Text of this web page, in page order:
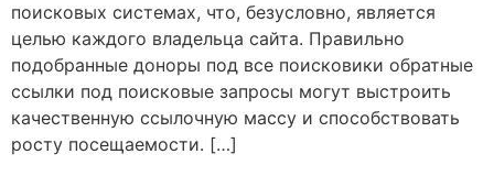
поисковых системах, что, безусловно, является
целью каждого владельца сайта. Правильно
подобранные доноры под все поисковики обратные
ссылки под поисковые запросы могут выстроить
качественную ссылочную массу и способствовать
росту посещаемости. […]